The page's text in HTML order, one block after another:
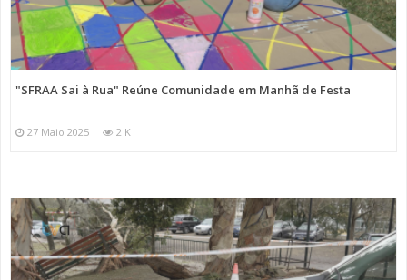
"SFRAA Sai à Rua" Reúne Comunidade em Manhã de Festa
27 Maio 2025 2 K